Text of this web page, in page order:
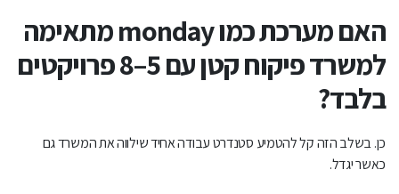
האם מערכת כמו monday מתאימה
למשרד פיקוח קטן עם 5–8 פרויקטים
בלבד?
כן. בשלב הזה קל להטמיע סטנדרט עבודה אחיד שילווה את המשרד גם
כאשר יגדל.